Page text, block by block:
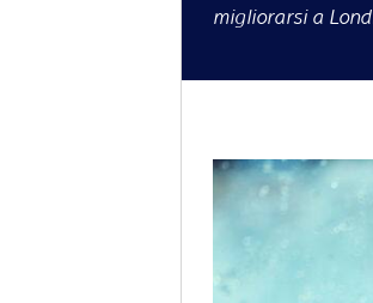
migliorarsi a